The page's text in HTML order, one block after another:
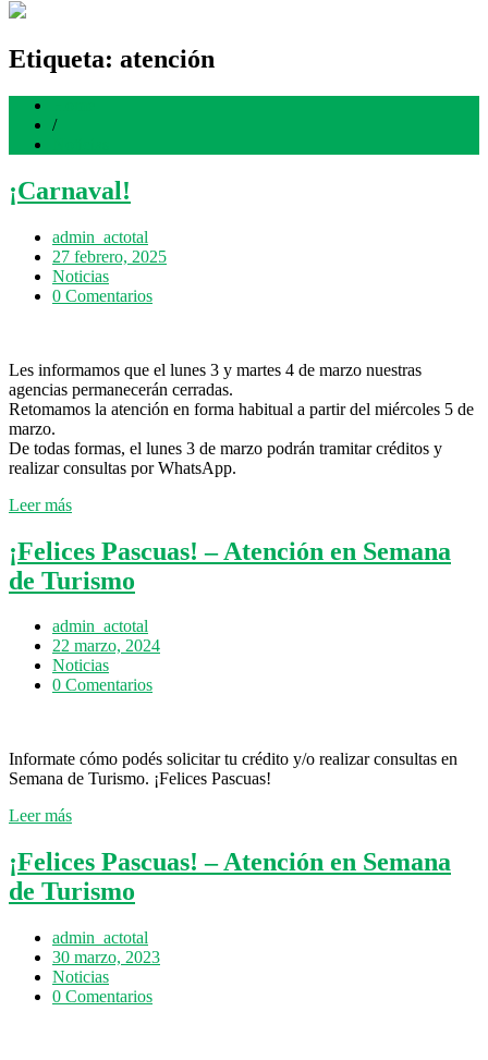
Etiqueta: atención
/
¡Carnaval!
admin_actotal
27 febrero, 2025
Noticias
0 Comentarios
Les informamos que el lunes 3 y martes 4 de marzo nuestras
agencias permanecerán cerradas.
Retomamos la atención en forma habitual a partir del miércoles 5 de
marzo.
De todas formas, el lunes 3 de marzo podrán tramitar créditos y
realizar consultas por WhatsApp.
Leer más
¡Felices Pascuas! – Atención en Semana
de Turismo
admin_actotal
22 marzo, 2024
Noticias
0 Comentarios
Informate cómo podés solicitar tu crédito y/o realizar consultas en
Semana de Turismo. ¡Felices Pascuas!
Leer más
¡Felices Pascuas! – Atención en Semana
de Turismo
admin_actotal
30 marzo, 2023
Noticias
0 Comentarios